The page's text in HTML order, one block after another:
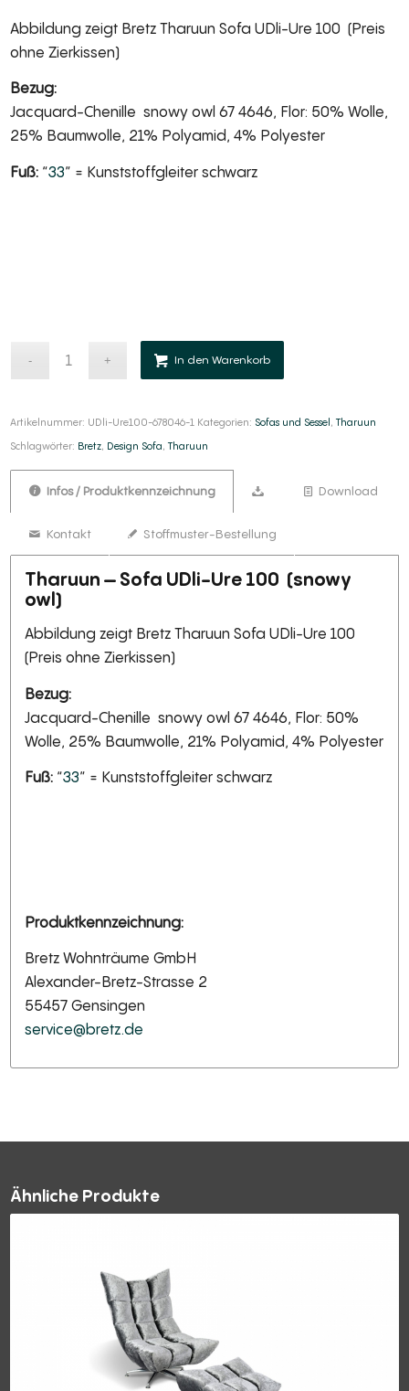
Abbildung zeigt Bretz Tharuun Sofa UDli-Ure 100 (Preis
ohne Zierkissen)
Bezug:
Jacquard-Chenille snowy owl 67 4646, Flor: 50% Wolle,
25% Baumwolle, 21% Polyamid, 4% Polyester
Fuß: “33” = Kunststoffgleiter schwarz
In den Warenkorb
Artikelnummer: UDli-Ure100-678046-1 Kategorien: Sofas und Sessel,Tharuun
Schlagwörter: Bretz, Design Sofa,Tharuun
Infos / Produktkennzeichnung Download
Kontakt Stoffmuster-Bestellung
Tharuun – Sofa UDli-Ure 100 (snowy
owl)
Abbildung zeigt Bretz Tharuun Sofa UDli-Ure 100
(Preis ohne Zierkissen)
Bezug:
Jacquard-Chenille snowy owl 67 4646, Flor: 50%
Wolle, 25% Baumwolle, 21% Polyamid, 4% Polyester
Fuß: “33” = Kunststoffgleiter schwarz
Produktkennzeichnung:
Bretz Wohnträume GmbH
Alexander-Bretz-Strasse 2
55457 Gensingen
service@bretz.de
Ähnliche Produkte